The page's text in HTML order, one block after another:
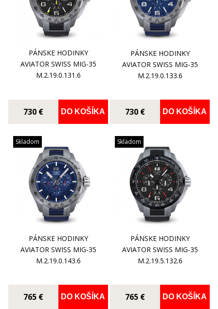
PÁNSKE HODINKY
AVIATOR SWISS MIG-35
M.2.19.0.131.6
730 € DO KOŠÍKA
PÁNSKE HODINKY
AVIATOR SWISS MIG-35
M.2.19.0.133.6
730 € DO KOŠÍKA
Skladom
PÁNSKE HODINKY
AVIATOR SWISS MIG-35
M.2.19.0.143.6
765 € DO KOŠÍKA
Skladom
PÁNSKE HODINKY
AVIATOR SWISS MIG-35
M.2.19.5.132.6
765 € DO KOŠÍKA